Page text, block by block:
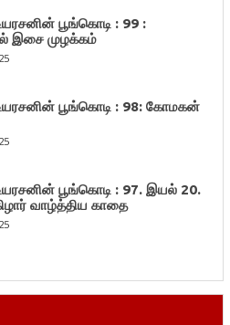
பூங்கொடி : 99 :
இசை முழக்கம்
பூங்கொடி : 98: கோமகன்
பூங்கொடி : 97. இயல் 20.
வாழ்த்திய காதை